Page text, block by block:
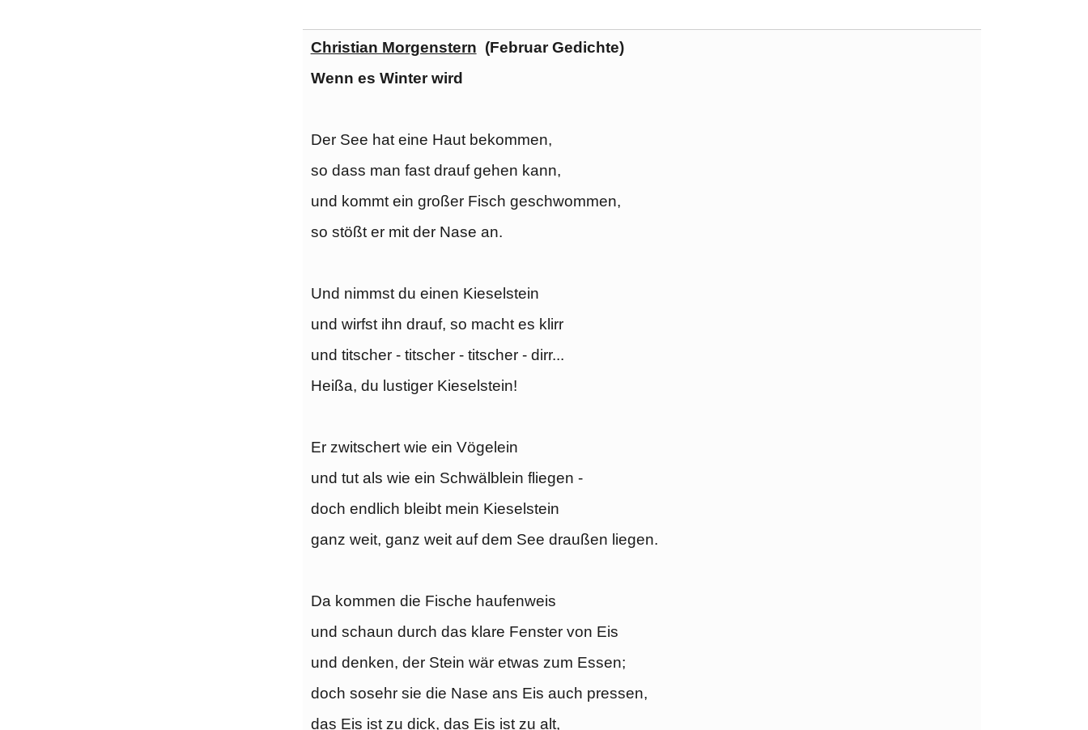
Christian Morgenstern (Februar Gedichte)
Wenn es Winter wird
Der See hat eine Haut bekommen,
so dass man fast drauf gehen kann,
und kommt ein großer Fisch geschwommen,
so stößt er mit der Nase an.
Und nimmst du einen Kieselstein
und wirfst ihn drauf, so macht es klirr
und titscher - titscher - titscher - dirr...
Heißa, du lustiger Kieselstein!
Er zwitschert wie ein Vögelein
und tut als wie ein Schwälblein fliegen -
doch endlich bleibt mein Kieselstein
ganz weit, ganz weit auf dem See draußen liegen.
Da kommen die Fische haufenweis
und schaun durch das klare Fenster von Eis
und denken, der Stein wär etwas zum Essen;
doch sosehr sie die Nase ans Eis auch pressen,
das Eis ist zu dick, das Eis ist zu alt,